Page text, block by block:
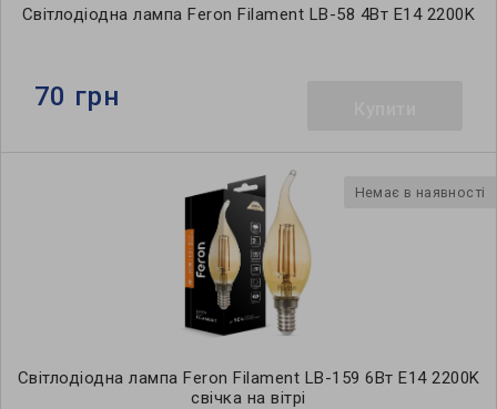
Світлодіодна лампа Feron Filament LB-58 4Вт E14 2200K
70 грн
Немає в наявності
Світлодіодна лампа Feron Filament LB-159 6Вт E14 2200K
свічка на вітрі